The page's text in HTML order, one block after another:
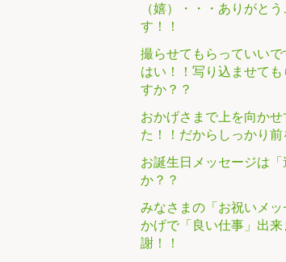
（嬉）・・・ありがとう
す！！
撮らせてもらっていいで
はい！！写り込ませて
すか？？
おかげさまで上を向かせ
た！！だからしっかり前
お誕生日メッセージは
か？？
みなさまの「お祝いメ
かげで「良い仕事」出
謝！！